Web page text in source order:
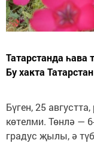
Татарстанда һава
Бу хакта
Бүген, 25
көтелми. Төнлә —
градус җылы, ә